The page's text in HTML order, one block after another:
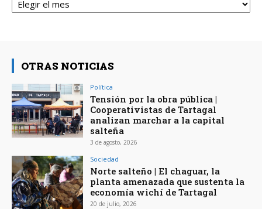
OTRAS NOTICIAS
Política
Tensión por la obra pública |
Cooperativistas de Tartagal
analizan marchar a la capital
salteña
3 de agosto, 2026
Sociedad
Norte salteño | El chaguar, la
planta amenazada que sustenta la
economía wichí de Tartagal
20 de julio, 2026